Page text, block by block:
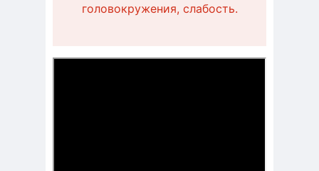
головокружения, слабость.